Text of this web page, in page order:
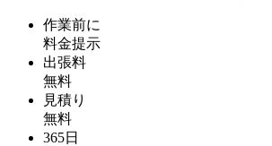
作業前に
料金提示
出張料
無料
見積り
無料
365日